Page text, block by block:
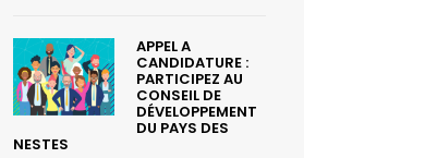
APPEL A
CANDIDATURE :
PARTICIPEZ AU
CONSEIL DE
DÉVELOPPEMENT
DU PAYS DES
NESTES